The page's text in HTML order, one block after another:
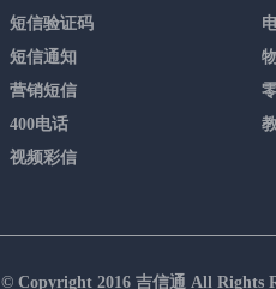
短信验证码
短信通知
营销短信
400电话
视频彩信
© Copyright 2016 吉信通 All Rights